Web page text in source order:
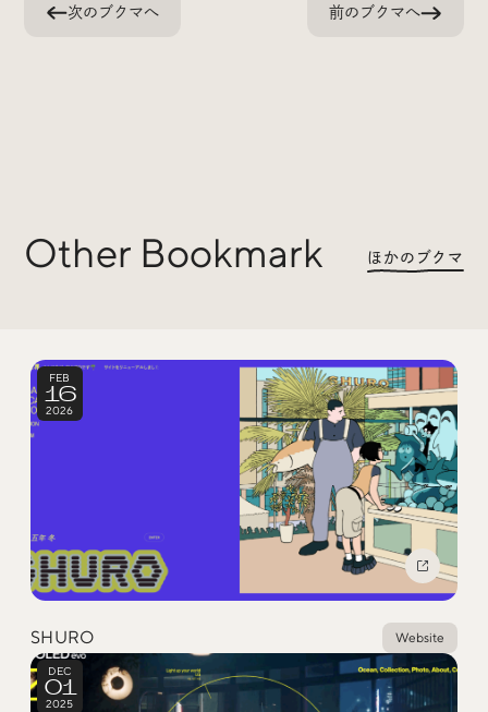
@iDID_team 平日ほぼ毎日投稿中！
Project byFOURDIGIT
Wab Design
Privacy Policy
次のブクマへ 前のブクマへ
Other Bookmark ほかのブクマ
FEB
16
2026
SHURO Website
DEC
01
2025